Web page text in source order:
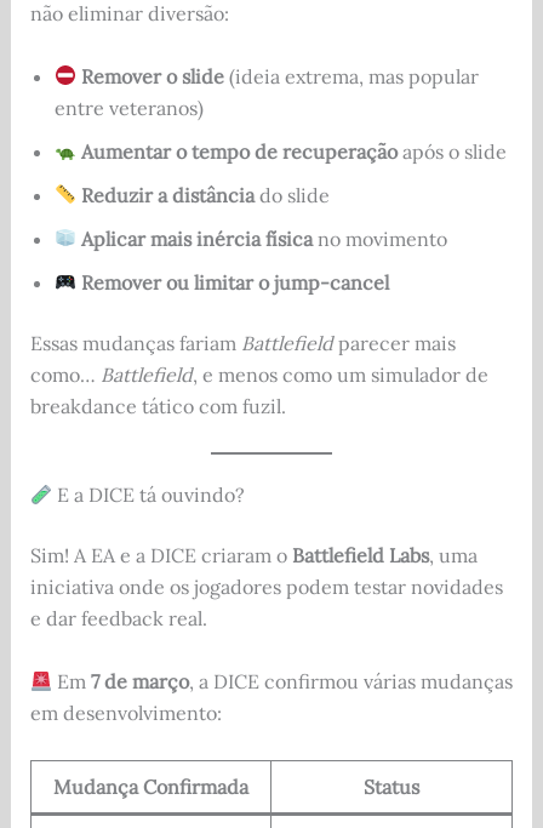
não eliminar diversão:
Remover o slide(ideia extrema, mas popular
entre veteranos)
Aumentar o tempo de recuperaçãoapós o slide
Reduzir a distânciado slide
Aplicar mais inércia físicano movimento
Remover ou limitar o jump-cancel
Essas mudanças fariam Battlefieldparecer mais
como… Battlefield, e menos como um simulador de
breakdance tático com fuzil.
E a DICE tá ouvindo?
Sim! A EA e a DICE criaram o Battlefield Labs, uma
iniciativa onde os jogadores podem testar novidades
e dar feedback real.
Em 7 de março, a DICE confirmou várias mudanças
em desenvolvimento:
Mudança Confirmada Status